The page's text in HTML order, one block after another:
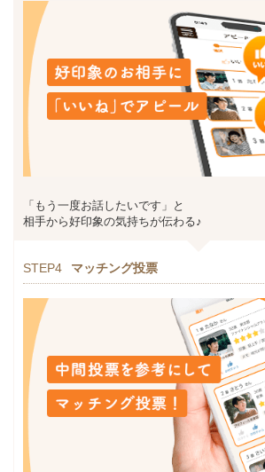
「もう一度お話したいです」と
相手から好印象の気持ちが伝わる♪
STEP4 マッチング投票